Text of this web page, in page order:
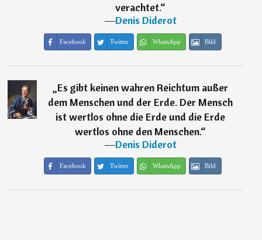
verachtet.“
―Denis Diderot
Facebook Twitter WhatsApp Bild
„Es gibt keinen wahren Reichtum außer
dem Menschen und der Erde. Der Mensch
ist wertlos ohne die Erde und die Erde
wertlos ohne den Menschen.“
―Denis Diderot
Facebook Twitter WhatsApp Bild